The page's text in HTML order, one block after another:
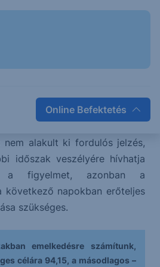
Online Befektetés
lehetünk majd
is megfeleltethető,
északi irányú elmozdulás is
majd az idei évi
nem alakult ki fordulós jelzés,
időszak veszélyére hívhatja
figyelmet, azonban a
következő napokban erőteljes
szükséges.
emelkedésre számítunk,
célára 94,15, a másodlagos –